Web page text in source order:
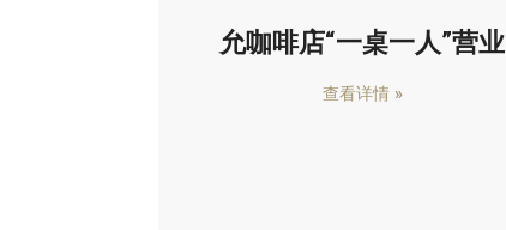
允咖啡店“一桌一人”营业
查看详情 »